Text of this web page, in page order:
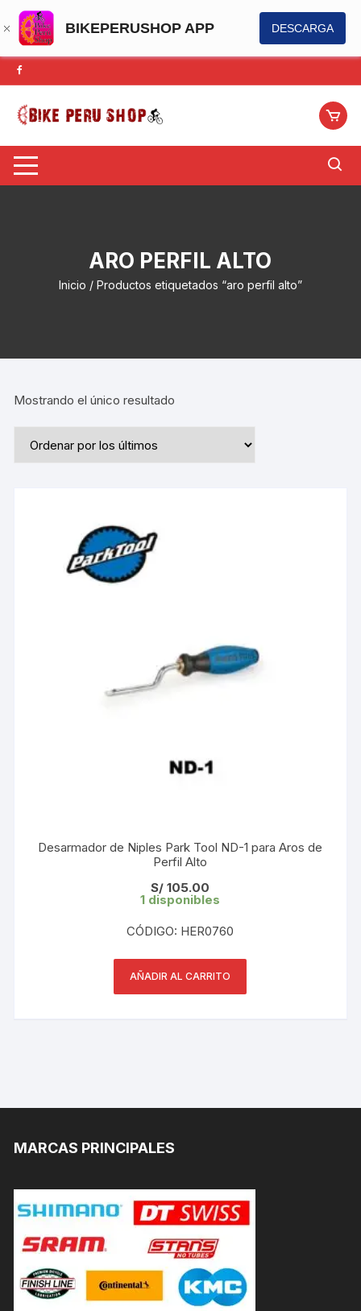
BIKEPERUSHOP APP DESCARGA
Saltar
al
contenido
ARO PERFIL ALTO
Inicio / Productos etiquetados “aro perfil alto”
Mostrando el único resultado
Desarmador de Niples Park Tool ND-1 para Aros de
Perfil Alto
S/ 105.00
1 disponibles
CÓDIGO: HER0760
AÑADIR AL CARRITO
MARCAS PRINCIPALES